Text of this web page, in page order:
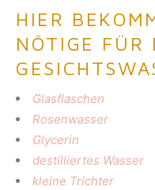
HIER
NÖTIGE FÜR
Glasflaschen
Rosenwasser
Glycerin
destilliertes Wasser
kleine Trichter